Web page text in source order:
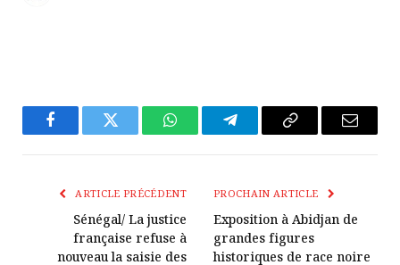
FacebookTwitter WhatsAppTélégrammeCopier
Lien
E-
ARTICLE PRÉCÉDENT
Sénégal/ La justice
française refuse à
nouveau la saisie des
PROCHAIN ARTICLE
Exposition à Abidjan de
grandes figures
historiques de race noire